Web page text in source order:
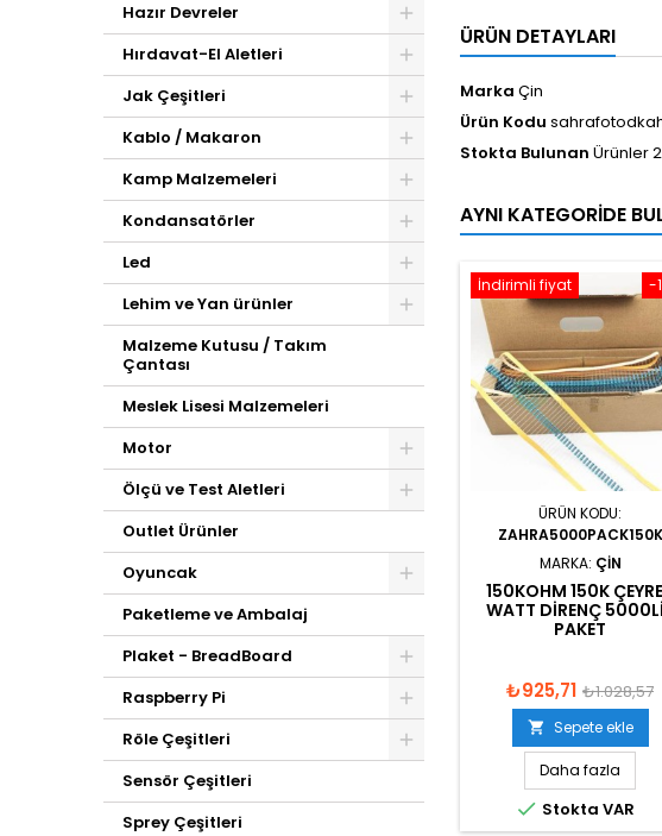
Hazır Devreler
Hırdavat-El Aletleri
Jak Çeşitleri
Kablo / Makaron
Kamp Malzemeleri
Kondansatörler
Led
Lehim ve Yan ürünler
Malzeme Kutusu / Takım
Çantası
Meslek Lisesi Malzemeleri
Motor
Ölçü ve Test Aletleri
Outlet Ürünler
Oyuncak
Paketleme ve Ambalaj
Plaket - BreadBoard
Raspberry Pi
Röle Çeşitleri
Sensör Çeşitleri
Sprey Çeşitleri
ÜRÜN DETAYLARI
Marka Çin
Ürün Kodu
Stokta Bulunan Ürünler
AYNI KATEGORIDE
-
İndirimli fiyat
ÜRÜN KODU:
ZAHRA5000PACK150K
MARKA: ÇIN
150KOHM 150K
WATT DIRENÇ
PAKET
₺925,71 ₺1.028,57
 Sepete ekle
Daha fazla
 Stokta VAR